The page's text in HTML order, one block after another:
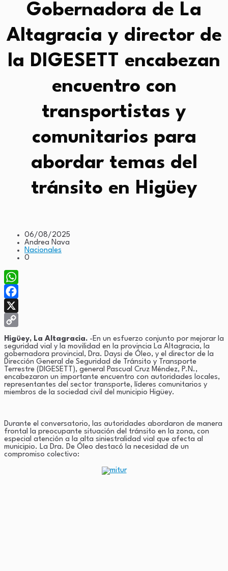
Gobernadora de La
Altagracia y director de
la DIGESETT encabezan
encuentro con
transportistas y
comunitarios para
abordar temas del
tránsito en Higüey
06/08/2025
Andrea Nava
Nacionales
0
WhatsApp
Facebook
X
Copy
Link
Higüey, La Altagracia. -En un esfuerzo conjunto por mejorar la
seguridad vial y la movilidad en la provincia La Altagracia, la
gobernadora provincial, Dra. Daysi de Óleo, y el director de la
Dirección General de Seguridad de Tránsito y Transporte
Terrestre (DIGESETT), general Pascual Cruz Méndez, P.N.,
encabezaron un importante encuentro con autoridades locales,
representantes del sector transporte, líderes comunitarios y
miembros de la sociedad civil del municipio Higüey.
Durante el conversatorio, las autoridades abordaron de manera
frontal la preocupante situación del tránsito en la zona, con
especial atención a la alta siniestralidad vial que afecta al
municipio. La Dra. De Óleo destacó la necesidad de un
compromiso colectivo: